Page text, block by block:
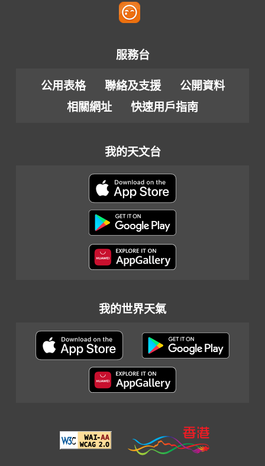
服務台
公用表格 聯絡及支援
公開資料
相關網址
快速用戶指南
我的天文台
我的世界天氣